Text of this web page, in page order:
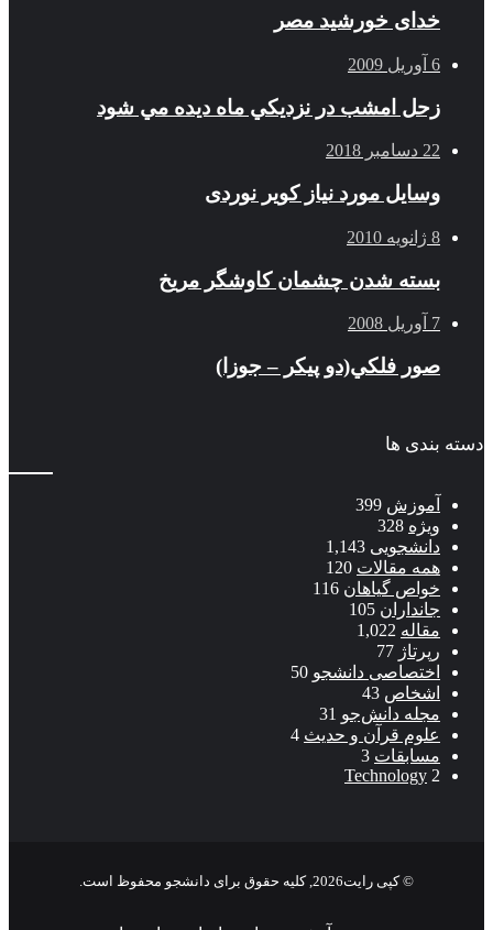
خدای خورشید مصر
6 آوریل 2009
زحل امشب در نزديكي ماه ديده مي شود
22 دسامبر 2018
وسایل مورد نیاز کویر نوردی
8 ژانویه 2010
بسته شدن چشمان کاوشگر مريخ
7 آوریل 2008
صور فلكي(دو پیکر – جوزا)
دسته بندی ها
آموزش 399
ویژه 328
دانشجویی 1,143
همه مقالات 120
خواص گیاهان 116
جانداران 105
مقاله 1,022
رپرتاژ 77
اختصاصی دانشجو 50
اشخاص 43
مجله دانش‌جو 31
علوم قرآن و حدیث 4
مسابقات 3
Technology 2
© کپی رایت2026, کلیه حقوق برای دانشجو محفوظ است.